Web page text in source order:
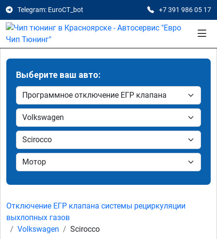
Telegram: EuroCT_bot +7 391 986 05 17
Выберите ваш авто:
Отключение ЕГР клапана системы рециркуляции
выхлопных газов
Volkswagen
Scirocco